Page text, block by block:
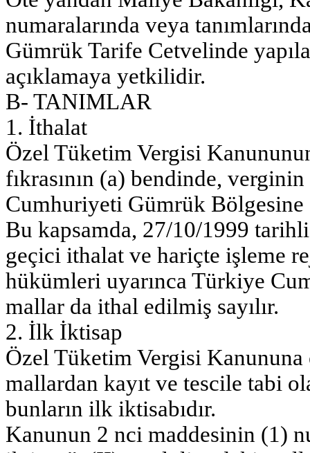
numaralarında veya
Gümrük Tarife Cetvelinde
açıklamaya yetkilidir.
B- TANIMLAR
1. İthalat
Özel Tüketim Vergisi
fıkrasının (a) bendinde,
Cumhuriyeti Gümrük Bölgesine
Bu kapsamda, 27/10/1999
geçici ithalat ve hariçte işleme
hükümleri uyarınca Türkiye
mallar da ithal edilmiş sayılır.
2. İlk İktisap
Özel Tüketim Vergisi
mallardan kayıt ve tescile tabi
bunların ilk iktisabıdır.
Kanunun 2 nci maddesinin (1)